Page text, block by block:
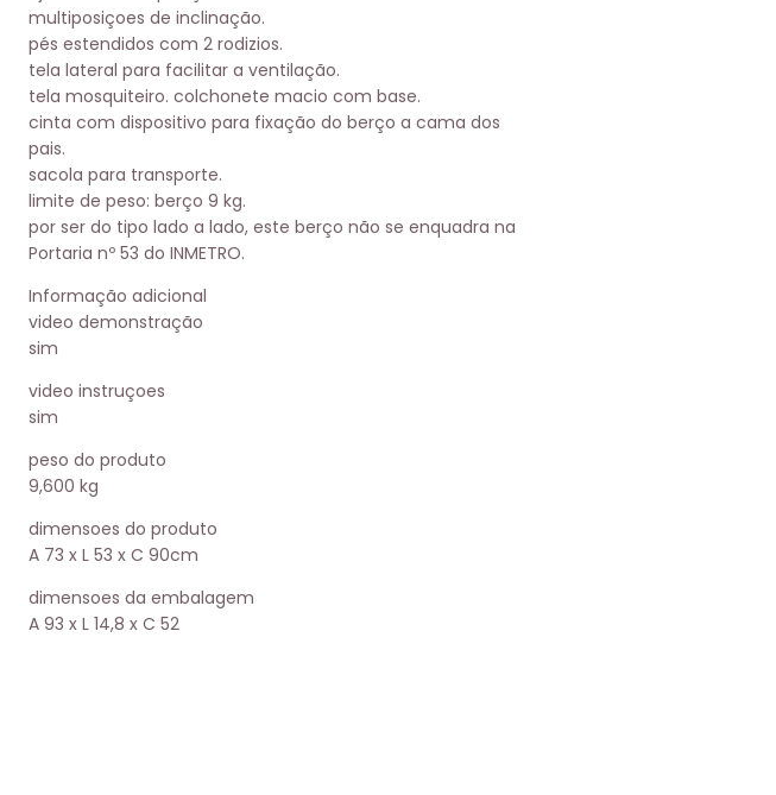
multiposiçoes de inclinação.
pés estendidos com 2 rodizios.
tela lateral para facilitar a ventilação.
tela mosquiteiro. colchonete macio com base.
cinta com dispositivo para fixação do berço a cama dos
pais.
sacola para transporte.
limite de peso: berço 9 kg.
por ser do tipo lado a lado, este berço não se enquadra na
Portaria nº 53 do INMETRO.
Informação adicional
video demonstração
sim
video instruçoes
sim
peso do produto
9,600 kg
dimensoes do produto
A 73 x L 53 x C 90cm
dimensoes da embalagem
A 93 x L 14,8 x C 52